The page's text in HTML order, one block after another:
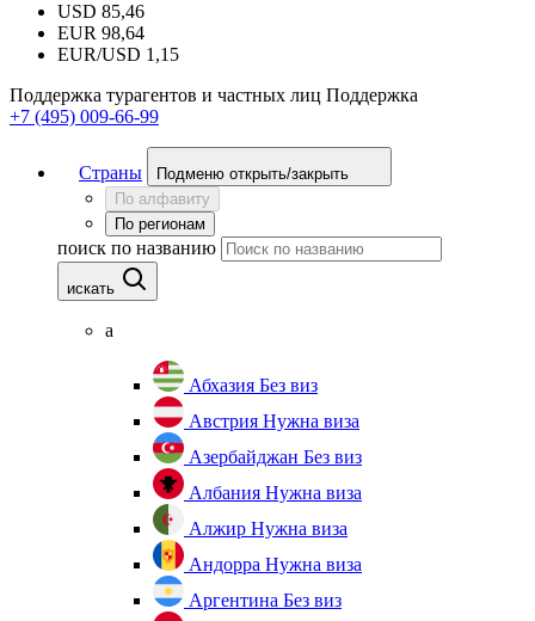
USD 85,46
EUR 98,64
EUR/USD 1,15
Поддержка турагентов и частных лиц Поддержка
+7 (495) 009-66-99
Страны
Подменю открыть/закрыть
По алфавиту
По регионам
поиск по названию
искать
а
Абхазия Без виз
Австрия Нужна виза
Азербайджан Без виз
Албания Нужна виза
Алжир Нужна виза
Андорра Нужна виза
Аргентина Без виз